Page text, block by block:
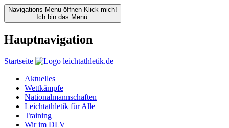
Navigations Menu öffnen Klick mich!
Ich bin das Menü.
Hauptnavigation
Startseite
Aktuelles
Wettkämpfe
Nationalmannschaften
Leichtathletik für Alle
Training
Wir im DLV